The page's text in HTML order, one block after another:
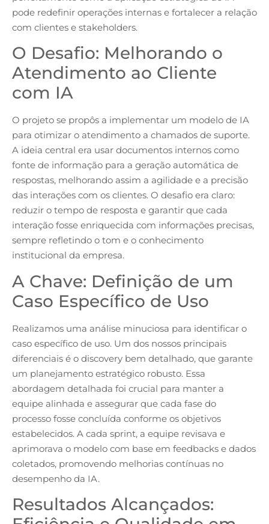
pode redefinir operações internas e fortalecer a relação
com clientes e stakeholders.
O Desafio: Melhorando o
Atendimento ao Cliente
com IA
O projeto se propôs a implementar um modelo de IA
para otimizar o atendimento a chamados de suporte.
A ideia central era usar documentos internos como
fonte de informação para a geração automática de
respostas, melhorando assim a agilidade e a precisão
das interações com os clientes. O desafio era claro:
reduzir o tempo de resposta e garantir que cada
interação fosse enriquecida com informações precisas,
sempre refletindo o tom e o conhecimento
institucional da empresa.
A Chave: Definição de um
Caso Específico de Uso
Realizamos uma análise minuciosa para identificar o
caso específico de uso. Um dos nossos principais
diferenciais é o discovery bem detalhado, que garante
um planejamento estratégico robusto. Essa
abordagem detalhada foi crucial para manter a
equipe alinhada e assegurar que cada fase do
processo fosse concluída conforme os objetivos
estabelecidos. A cada sprint, a equipe revisava e
aprimorava o modelo com base em feedbacks e dados
coletados, promovendo melhorias contínuas no
desempenho da IA.
Resultados Alcançados: